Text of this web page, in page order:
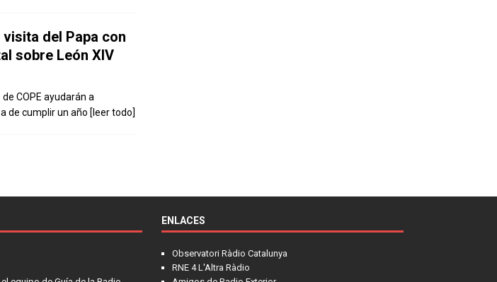
del Papa con
sobre León XIV
COPE ayudarán a
de cumplir un año [leer todo]
ENLACES
Observatori Ràdio Catalunya
RNE 4 L'Altra Ràdio